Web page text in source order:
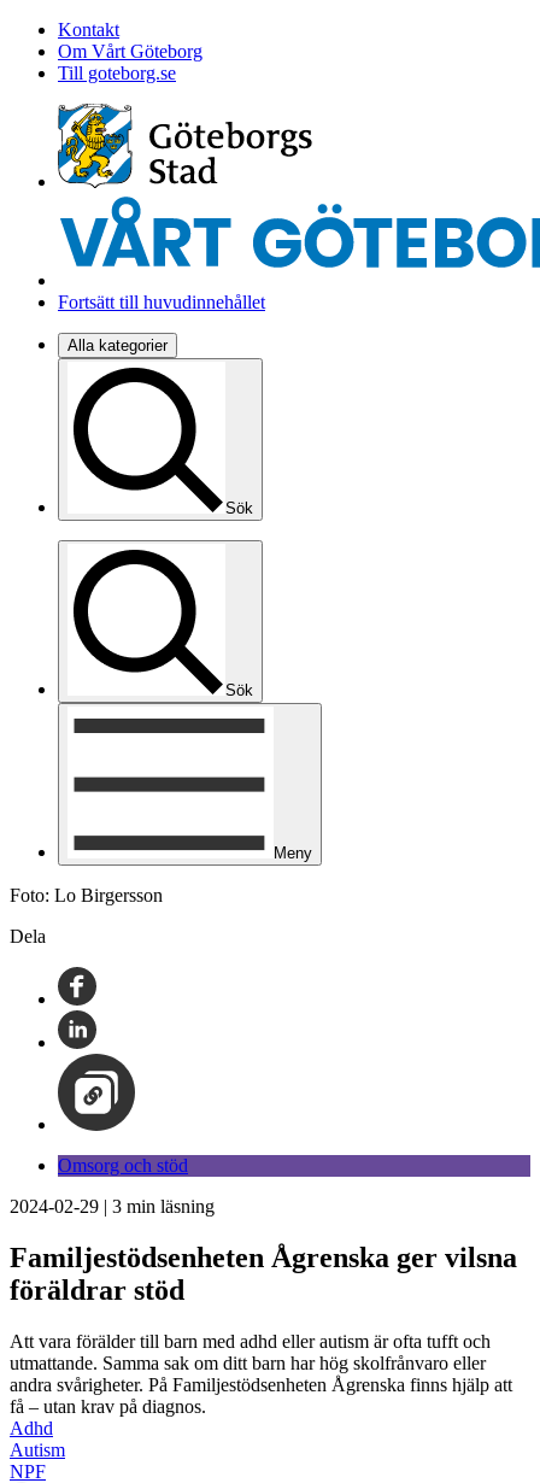
Kontakt
Om Vårt Göteborg
Till goteborg.se
Fortsätt till huvudinnehållet
Alla kategorier
Sök
Sök
Meny
Foto: Lo Birgersson
Dela
Omsorg och stöd
2024-02-29 | 3 min läsning
Familjestödsenheten Ågrenska ger vilsna
föräldrar stöd
Att vara förälder till barn med adhd eller autism är ofta tufft och
utmattande. Samma sak om ditt barn har hög skolfrånvaro eller
andra svårigheter. På Familjestödsenheten Ågrenska finns hjälp att
få – utan krav på diagnos.
Adhd
Autism
NPF